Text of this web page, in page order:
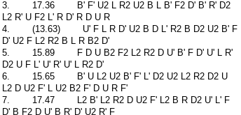
3. 17.36 B' F' U2 L R2 U2 B L B' F2 D' B' R' D2
L2 R' U F2 L' R D' R D U R
4. (13.63) U' F L R D' U2 B D L' R2 B D2 U2 B' F
D' U2 F L2 R2 B L R B2 D'
5. 15.89 F D U B2 F2 L2 R2 D U' B' F D' U' L R'
D2 U F L' U' R' U' L R2 D'
6. 15.65 B' U L2 U2 B' F' L' D2 U2 L2 R2 D2 U
L2 D U2 F' L U2 B2 F' D U R F'
7. 17.47 L2 B' L2 R2 D U2 F' L2 B R D2 U' L' F
D' B F2 D U' B R' D' U2 R' F